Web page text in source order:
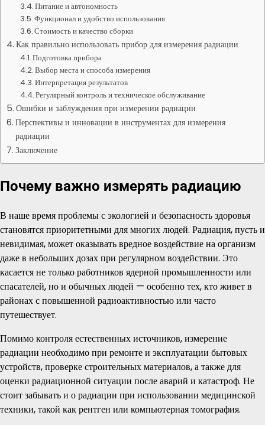
Питание и автономность
Функционал и удобство использования
Стоимость и качество сборки
Как правильно использовать прибор для измерения радиации
Подготовка прибора
Выбор места и способа измерения
Интерпретация результатов
Регулярный контроль и техническое обслуживание
Ошибки и заблуждения при измерении радиации
Перспективы и инновации в инструментах для измерения
радиации
Заключение
Почему важно измерять радиацию
В наше время проблемы с экологией и безопасность здоровья
становятся приоритетными для многих людей. Радиация, пусть и
невидимая, может оказывать вредное воздействие на организм
даже в небольших дозах при регулярном воздействии. Это
касается не только работников ядерной промышленности или
спасателей, но и обычных людей — особенно тех, кто живет в
районах с повышенной радиоактивностью или часто
путешествует.
Помимо контроля естественных источников, измерение
радиации необходимо при ремонте и эксплуатации бытовых
устройств, проверке строительных материалов, а также для
оценки радиационной ситуации после аварий и катастроф. Не
стоит забывать и о радиации при использовании медицинской
техники, такой как рентген или компьютерная томография.